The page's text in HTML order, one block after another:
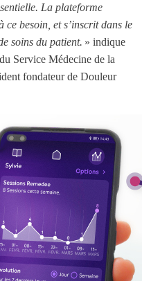
La plateforme
ce besoin, et s’inscrit dans le
soins du patient. » indique
Service Médecine de la
fondateur de Douleur